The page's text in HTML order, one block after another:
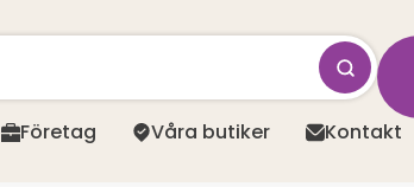
Företag Våra butiker Kontakt